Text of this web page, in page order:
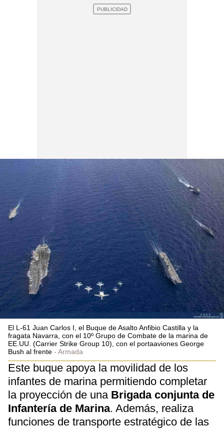
El L-61 Juan Carlos I, el Buque de Asalto Anfibio Castilla y la
fragata Navarra, con el 10º Grupo de Combate de la marina de
EE.UU. (Carrier Strike Group 10), con el portaaviones George
Bush al frente
Armada
Este buque apoya la movilidad de los
infantes de marina permitiendo completar
la proyección de una Brigada conjunta de
Infantería de Marina. Además, realiza
funciones de transporte estratégico de las